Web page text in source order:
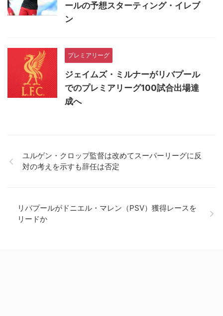
ールの予想スターティング・イレブ
ン
プレミアリーグ
ジェイムズ・ミルナーがリバプール
でのプレミアリーグ100試合出場達
成へ
ユルゲン・クロップ監督は改めてスーパーリーグに反
対の考えを示すも辞任は否定
リバプールがドニエル・マレン（PSV）獲得レースを
リードか